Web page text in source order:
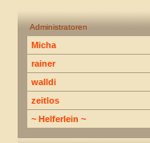
Administratoren
Micha
rainer
walldi
zeitlos
~ Helferlein ~